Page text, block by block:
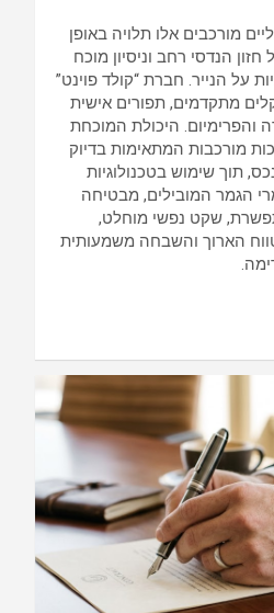
מורכבים אלו תלויה באופן
הנדסי רחב וניסיון מוכח
על הנייר. חברת “קולד פוינט”
מתקדמים, תפורים אישית
והפרימיום. היכולת המוכחת
מורכבות המתאימות בדיוק
תוך שימוש בטכנולוגיות
הגמר המובילים, מבטיחה
שקט נפשי מוחלט,
הארוך והשבחה משמעותית